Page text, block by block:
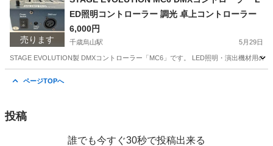
売ります
ED照明コントローラー 調光 卓上コントローラー
6,000円
千歳烏山駅 5月29日
STAGE EVOLUTION製 DMXコントローラー「MC6」です。 LED照明・演出機材用の
ページTOPへ
投稿
誰でも今すぐ30秒で投稿出来る